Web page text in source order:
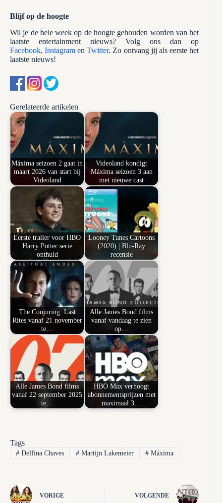
Blijf op de hoogte
Wil je de hele week op de hoogte gehouden worden van het
laatste entertainment nieuws? Volg ons dan op
Facebook,InstagramenTwitter. Zo ontvang jij als eerste het
laatste nieuws!
Gerelateerde artikelen
Máxima seizoen 2 gaat in
maart 2026 van start bij
Videoland
Videoland kondigt
Máxima seizoen 3 aan
met nieuwe cast
Eerste trailer voor HBO
Harry Potter serie
onthuld
Looney Tunes Cartoons
(2020) | Blu-Ray
recensie
The Conjuring: Last
Rites vanaf 21 november
te…
Alle James Bond films
vanaf vandaag te zien
op…
Alle James Bond films
vanaf 22 september 2025
te…
HBO Max verhoogt
abonnementsprijzen met
maximaal 3…
Tags
#Delfina Chaves #Martijn Lakemeier # Máxima
VORIGE VOLGENDE